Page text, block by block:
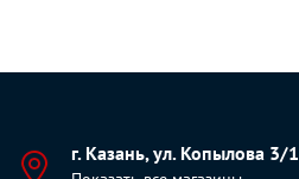
г. Казань, ул. Копылова 3/1